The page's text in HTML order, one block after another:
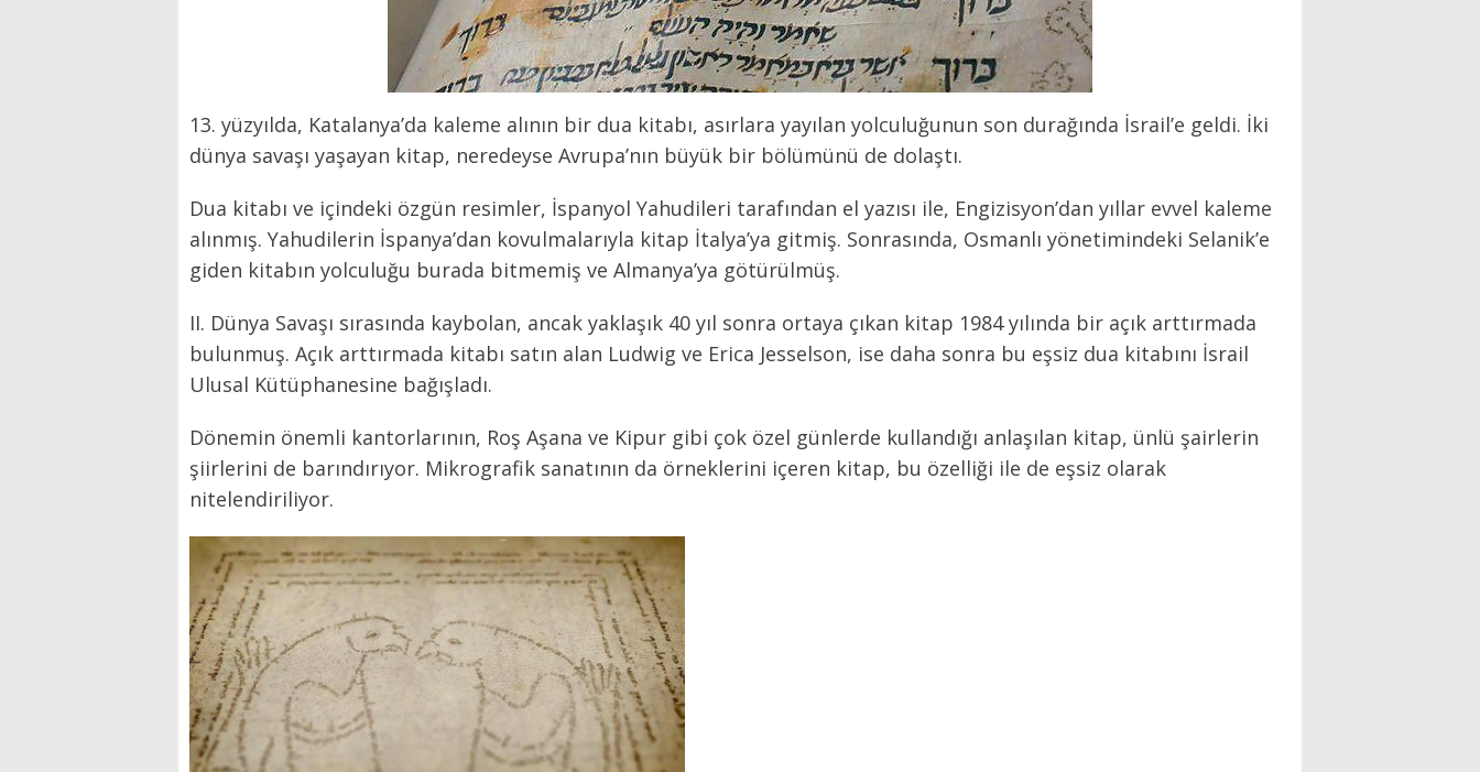
13. yüzyılda, Katalanya’da kaleme alının bir dua kitabı, asırlara yayılan yolculuğunun son durağında İsrail’e geldi. İki
dünya savaşı yaşayan kitap, neredeyse Avrupa’nın büyük bir bölümünü de dolaştı.
Dua kitabı ve içindeki özgün resimler, İspanyol Yahudileri tarafından el yazısı ile, Engizisyon’dan yıllar evvel kaleme
alınmış. Yahudilerin İspanya’dan kovulmalarıyla kitap İtalya’ya gitmiş. Sonrasında, Osmanlı yönetimindeki Selanik’e
giden kitabın yolculuğu burada bitmemiş ve Almanya’ya götürülmüş.
II. Dünya Savaşı sırasında kaybolan, ancak yaklaşık 40 yıl sonra ortaya çıkan kitap 1984 yılında bir açık arttırmada
bulunmuş. Açık arttırmada kitabı satın alan Ludwig ve Erica Jesselson, ise daha sonra bu eşsiz dua kitabını İsrail
Ulusal Kütüphanesine bağışladı.
Dönemin önemli kantorlarının, Roş Aşana ve Kipur gibi çok özel günlerde kullandığı anlaşılan kitap, ünlü şairlerin
şiirlerini de barındırıyor. Mikrografik sanatının da örneklerini içeren kitap, bu özelliği ile de eşsiz olarak
nitelendiriliyor.